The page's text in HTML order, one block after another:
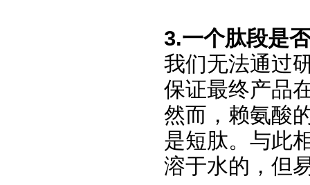
3.一个肽段是
我们无法通过
保证最终产品
然而，赖氨酸
是短肽。与此
溶于水的，但